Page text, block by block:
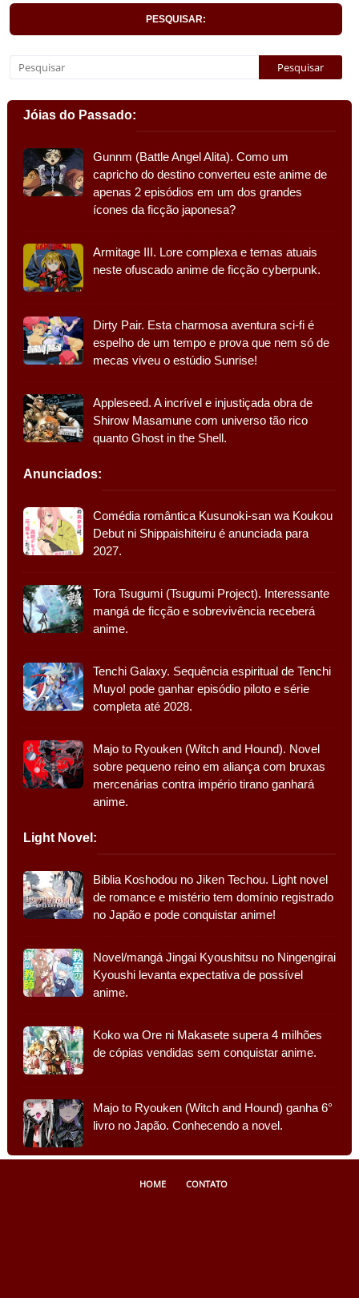
PESQUISAR:
Jóias do Passado:
Gunnm (Battle Angel Alita). Como um
capricho do destino converteu este anime de
apenas 2 episódios em um dos grandes
ícones da ficção japonesa?
Armitage III. Lore complexa e temas atuais
neste ofuscado anime de ficção cyberpunk.
Dirty Pair. Esta charmosa aventura sci-fi é
espelho de um tempo e prova que nem só de
mecas viveu o estúdio Sunrise!
Appleseed. A incrível e injustiçada obra de
Shirow Masamune com universo tão rico
quanto Ghost in the Shell.
Anunciados:
Comédia romântica Kusunoki-san wa Koukou
Debut ni Shippaishiteiru é anunciada para
2027.
Tora Tsugumi (Tsugumi Project). Interessante
mangá de ficção e sobrevivência receberá
anime.
Tenchi Galaxy. Sequência espiritual de Tenchi
Muyo! pode ganhar episódio piloto e série
completa até 2028.
Majo to Ryouken (Witch and Hound). Novel
sobre pequeno reino em aliança com bruxas
mercenárias contra império tirano ganhará
anime.
Light Novel:
Biblia Koshodou no Jiken Techou. Light novel
de romance e mistério tem domínio registrado
no Japão e pode conquistar anime!
Novel/mangá Jingai Kyoushitsu no Ningengirai
Kyoushi levanta expectativa de possível
anime.
Koko wa Ore ni Makasete supera 4 milhões
de cópias vendidas sem conquistar anime.
Majo to Ryouken (Witch and Hound) ganha 6°
livro no Japão. Conhecendo a novel.
HOME CONTATO